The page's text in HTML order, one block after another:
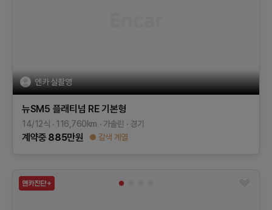
엔카 실촬영
뉴SM5 플래티넘 RE기본형
14/12식 116,760km 가솔린 경기
계약중 885만원 갈색 계열